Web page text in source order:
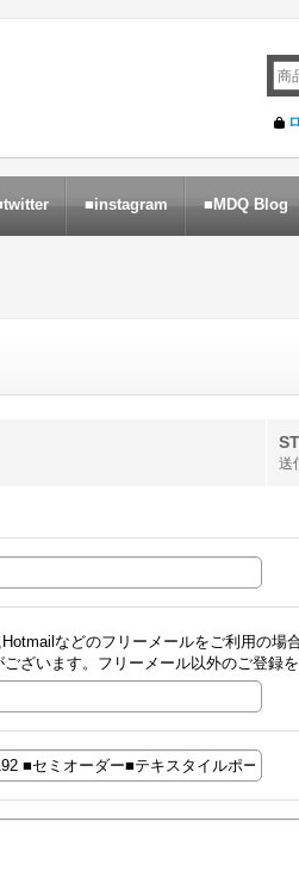
■instagram ■MDQ Blog
送
などのフリーメールをご利用の場
ざいます。フリーメール以外のご登録を